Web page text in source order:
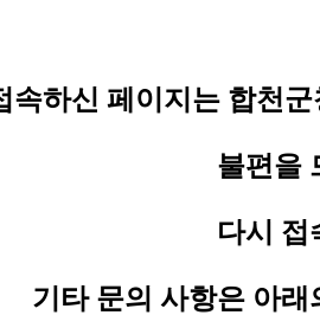
속하신 페이지는 합천
불편을
다시 접
기타 문의 사항은 아